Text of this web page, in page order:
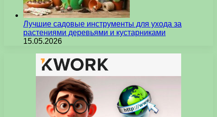
Лучшие садовые инструменты для ухода за
растениями деревьями и кустарниками
15.05.2026